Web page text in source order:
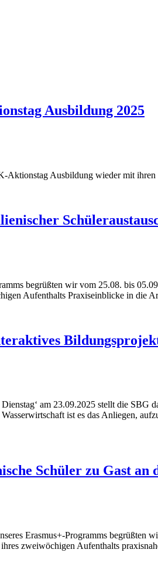
Ausbildung 2025
Aktionstag Ausbildung wieder mit
begrüßten wir vom 25.08. bis
Aufenthalts Praxiseinblicke in die
am 23.09.2025 stellt die
ist es das Anliegen,
Schüler zu Gast an
Erasmus+-Programms begrüßten
zweiwöchigen Aufenthalts